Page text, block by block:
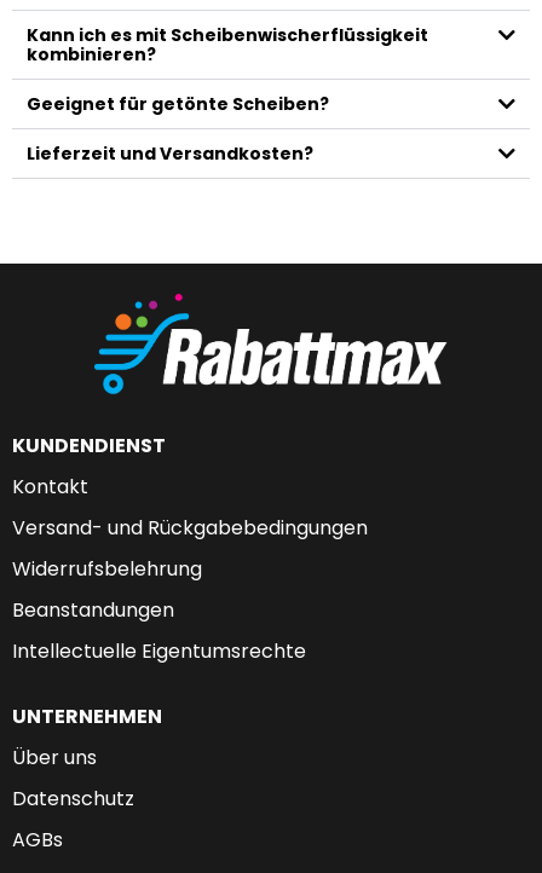
Kann ich es mit Scheibenwischerflüssigkeit
kombinieren?
Geeignet für getönte Scheiben?
Lieferzeit und Versandkosten?
KUNDENDIENST
Kontakt
Versand- und Rückgabebedingungen
Widerrufsbelehrung
Beanstandungen
Intellectuelle Eigentumsrechte
UNTERNEHMEN
Über uns
Datenschutz
AGBs